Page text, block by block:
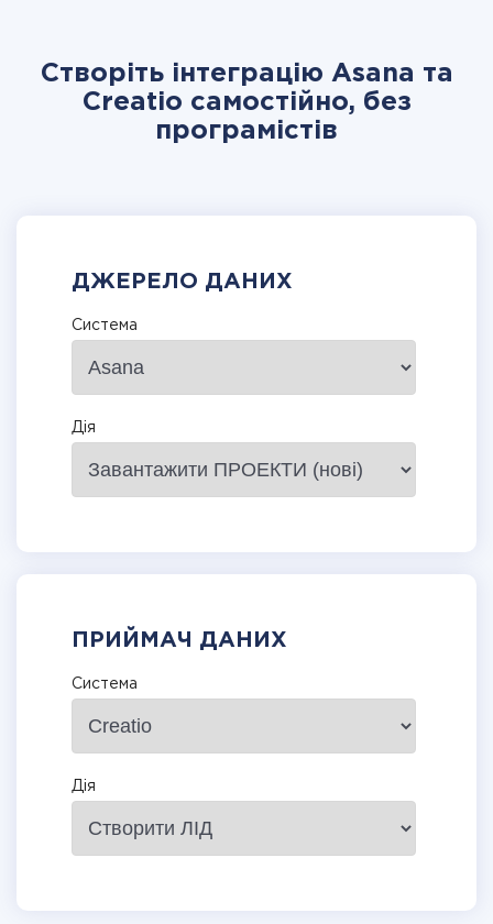
Створіть інтеграцію Asana та
Creatio самостійно, без
програмістів
ДЖЕРЕЛО ДАНИХ
Система
Дія
ПРИЙМАЧ ДАНИХ
Система
Дія